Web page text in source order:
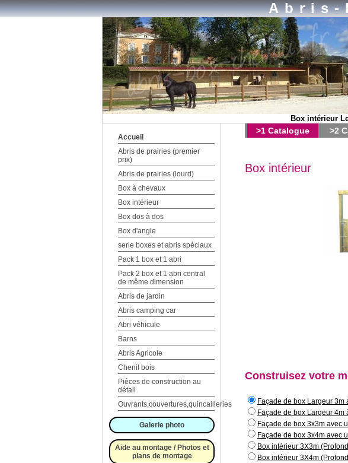
Abris-
Box intérieur
Accueil
Abris de prairies (premier
prix)
Abris de prairies (lourd)
Box à chevaux
Box intérieur
Box dos à dos
Box d'angle
serie boxes et abris spéciaux
Pack 1 box et 1 abri
Pack 2 box et 1 abri central
de même dimension
Abris de jardin
Abris camping car
Abri véhicule
Barns
Abris Agricole
Chenil bois
Pièces de construction au
détail
Ouvrants,couvertures,quincailleries
Galerie photo
Aide au montage / Photos et
plans de montage
>1 Catalogue >2
Box intérieur
Construisez votre
Façade de box Largeur 3m
Façade de box Largeur 4m
Façade de box 3x3m avec
Façade de box 3x4m avec
Box intérieur 3X3m
Box intérieur 3X4m